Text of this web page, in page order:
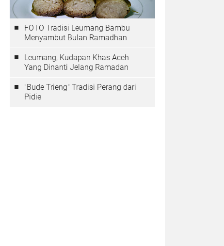
FOTO Tradisi Leumang Bambu
Menyambut Bulan Ramadhan
Leumang, Kudapan Khas Aceh
Yang Dinanti Jelang Ramadan
"Bude Trieng" Tradisi Perang dari
Pidie